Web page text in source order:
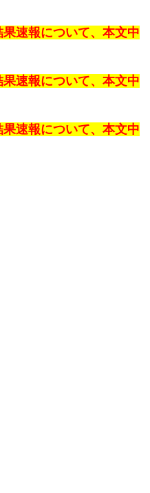
速報について、本文中
速報について、本文中
速報について、本文中